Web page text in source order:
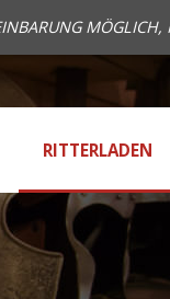
RITTERLADEN